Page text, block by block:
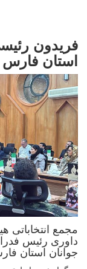
فریدون
استان
مجمع انتخاباتی
داوری رئیس
جوانان استان